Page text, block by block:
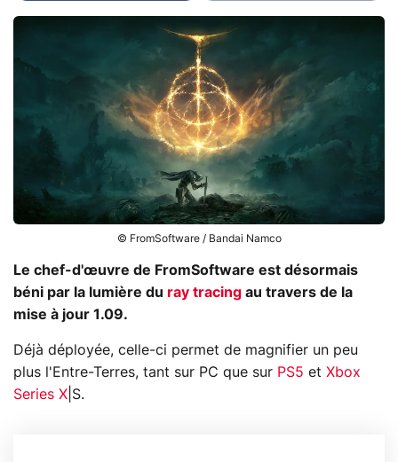
© FromSoftware / Bandai Namco
Le chef-d'œuvre de FromSoftware est désormais
béni par la lumière du ray tracing au travers de la
mise à jour 1.09.
Déjà déployée, celle-ci permet de magnifier un peu
plus l'Entre-Terres, tant sur PC que sur PS5 et Xbox
Series X |S.